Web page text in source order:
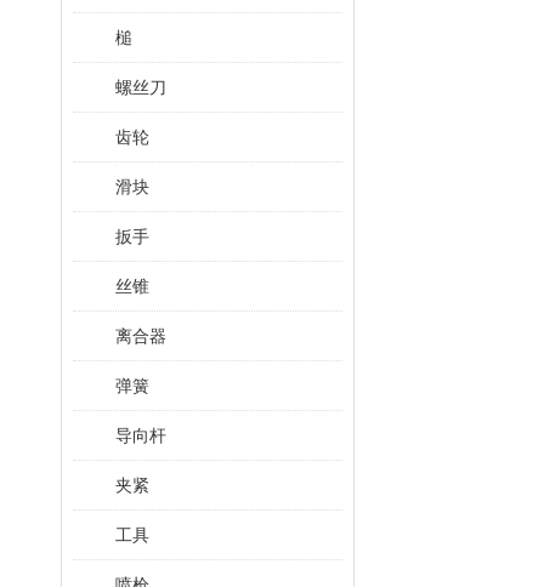
槌
螺丝刀
齿轮
滑块
扳手
丝锥
离合器
弹簧
导向杆
夹紧
工具